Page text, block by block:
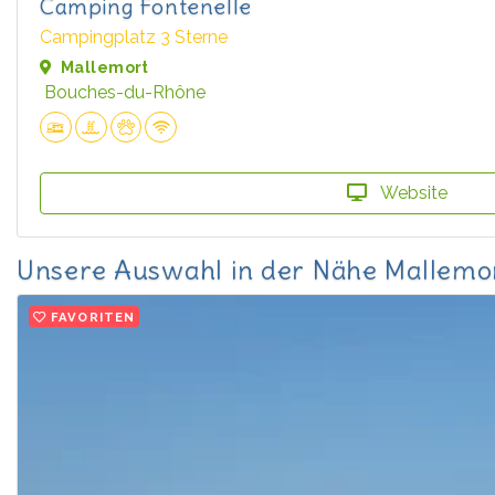
Camping Fontenelle
Campingplatz 3 Sterne
Mallemort
Bouches-du-Rhône
Website
Unsere Auswahl in der Nähe
FAVORITEN